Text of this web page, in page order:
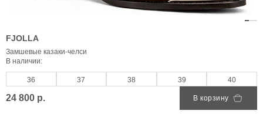
FJOLLA
Замшевые казаки-челси
В наличии:
36 37 38 39 40
24 800 р. В корзину